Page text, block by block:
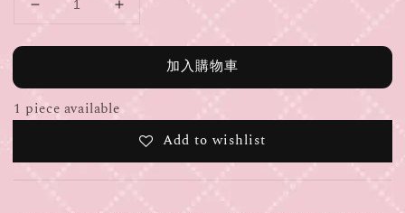
加入購物車
1 piece available
Add to wishlist